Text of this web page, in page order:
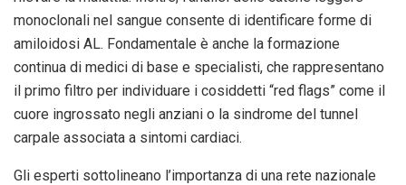
monoclonali nel sangue consente di identificare forme di
amiloidosi AL. Fondamentale è anche la formazione
continua di medici di base e specialisti, che rappresentano
il primo filtro per individuare i cosiddetti “red flags” come il
cuore ingrossato negli anziani o la sindrome del tunnel
carpale associata a sintomi cardiaci.
Gli esperti sottolineano l’importanza di una rete nazionale